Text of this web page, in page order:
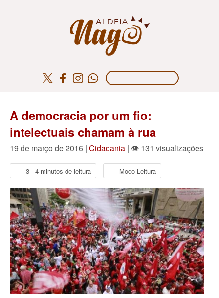
A democracia por um fio:
intelectuais chamam à rua
19 de março de 2016 | Cidadania | 👁 131 visualizações
3 - 4 minutos de leitura Modo Leitura